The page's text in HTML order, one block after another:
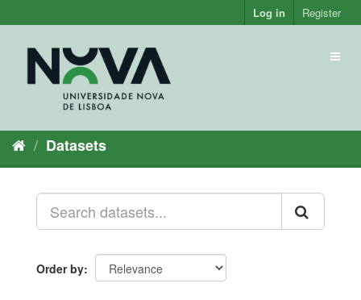
to
Log in Register
Datasets
Order by